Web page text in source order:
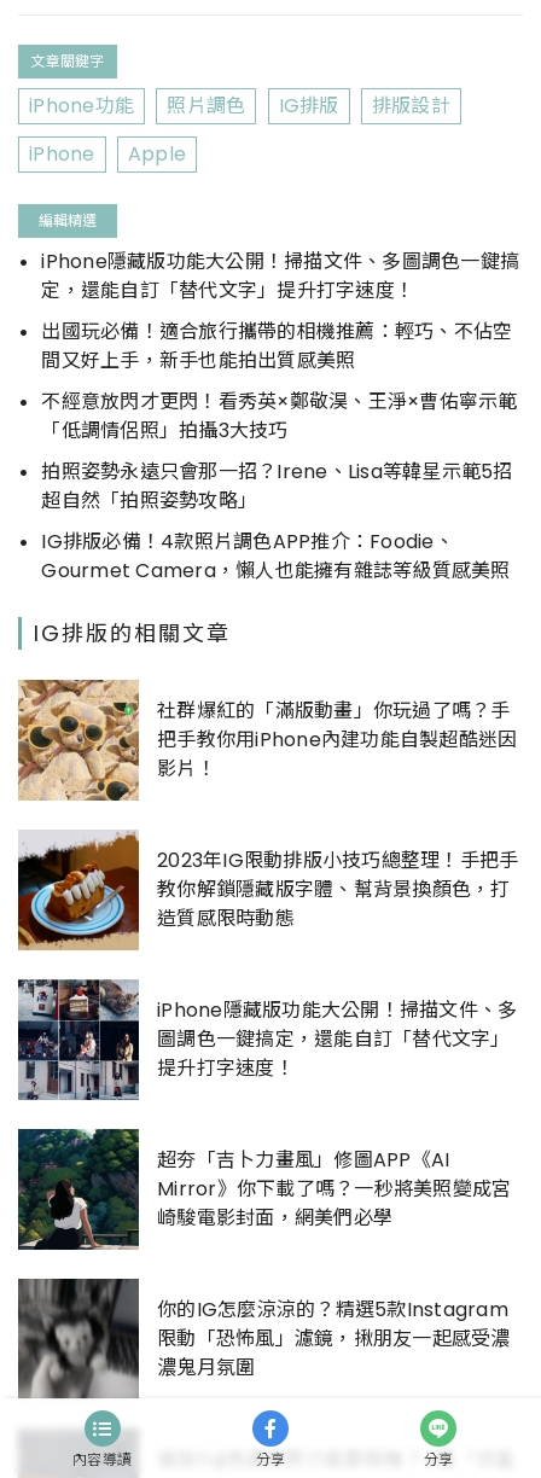
文章關鍵字
iPhone功能 照片調色 IG排版
排版設計
iPhone
Apple
編輯精選
iPhone隱藏版功能大公開！掃描文件、多圖調色一鍵搞
定，還能自訂「替代文字」提升打字速度！
出國玩必備！適合旅行攜帶的相機推薦：輕巧、不佔空
間又好上手，新手也能拍出質感美照
不經意放閃才更閃！看秀英×鄭敬淏、王淨×曹佑寧示範
「低調情侶照」拍攝3大技巧
拍照姿勢永遠只會那一招？Irene、Lisa等韓星示範5招
超自然「拍照姿勢攻略」
IG排版必備！4款照片調色APP推介：Foodie、
Gourmet Camera，懶人也能擁有雜誌等級質感美照
IG排版的相關文章
社群爆紅的「滿版動畫」你玩過了嗎？手
把手教你用iPhone內建功能自製超酷迷因
影片！
2023年IG限動排版小技巧總整理！手把手
教你解鎖隱藏版字體、幫背景換顏色，打
造質感限時動態
iPhone隱藏版功能大公開！掃描文件、多
圖調色一鍵搞定，還能自訂「替代文字」
提升打字速度！
超夯「吉卜力畫風」修圖APP《AI
Mirror》你下載了嗎？一秒將美照變成宮
崎駿電影封面，網美們必學
你的IG怎麼涼涼的？精選5款Instagram
限動「恐怖風」濾鏡，揪朋友一起感受濃
濃鬼月氛圍
誰說Fuji色調美照只能靠相機？4種「仿富
內容導讀 分享 分享